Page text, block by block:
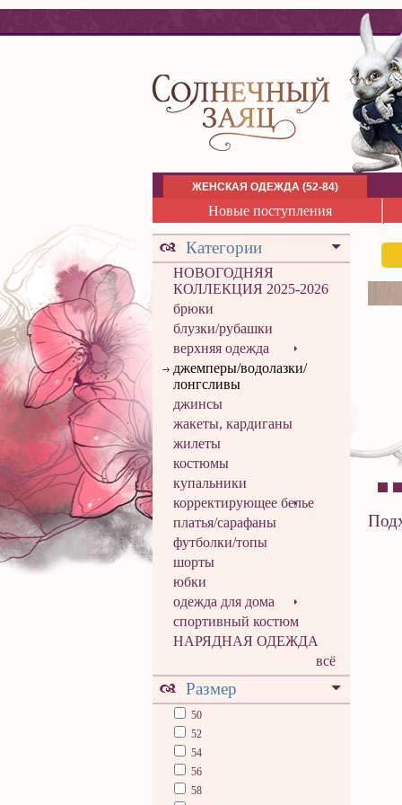
ЖЕНСКАЯ ОДЕЖДА (52-84)
Новые поступления
Категории
НОВОГОДНЯЯ
КОЛЛЕКЦИЯ 2025-2026
брюки
блузки/рубашки
верхняя одежда
джемперы/водолазки/
лонгсливы
джинсы
жакеты, кардиганы
жилеты
костюмы
купальники
корректирующее белье
платья/сарафаны
футболки/топы
шорты
юбки
одежда для дома
спортивный костюм
НАРЯДНАЯ ОДЕЖДА
всё
Размер
50
52
54
56
58